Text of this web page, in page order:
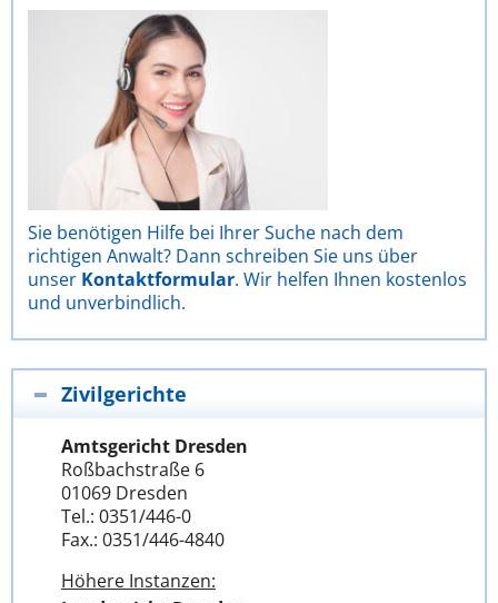
Sie benötigen Hilfe bei Ihrer Suche nach dem
richtigen Anwalt? Dann schreiben Sie uns über
unser Kontaktformular. Wir helfen Ihnen kostenlos
und unverbindlich.
Zivilgerichte
Amtsgericht Dresden
Roßbachstraße 6
01069 Dresden
Tel.: 0351/446-0
Fax.: 0351/446-4840
Höhere Instanzen: